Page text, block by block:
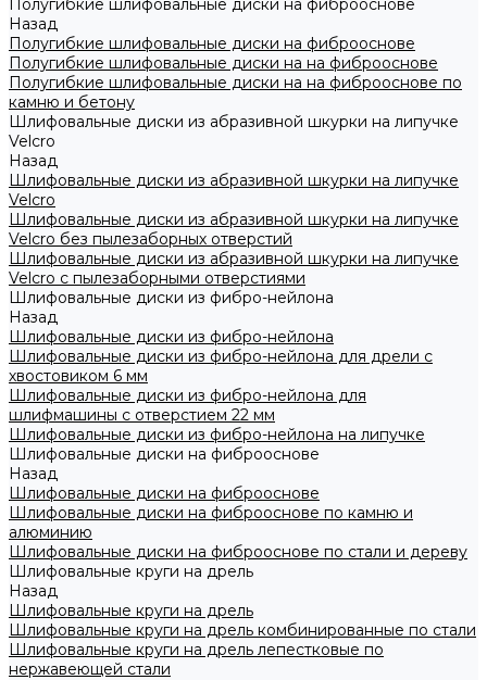
Полугибкие шлифовальные диски на фиброоснове
Назад
Полугибкие шлифовальные диски на фиброоснове
Полугибкие шлифовальные диски на на фиброоснове
Полугибкие шлифовальные диски на на фиброоснове по
камню и бетону
Шлифовальные диски из абразивной шкурки на липучке
Velcro
Назад
Шлифовальные диски из абразивной шкурки на липучке
Velcro
Шлифовальные диски из абразивной шкурки на липучке
Velcro без пылезаборных отверстий
Шлифовальные диски из абразивной шкурки на липучке
Velcro с пылезаборными отверстиями
Шлифовальные диски из фибро-нейлона
Назад
Шлифовальные диски из фибро-нейлона
Шлифовальные диски из фибро-нейлона для дрели с
хвостовиком 6 мм
Шлифовальные диски из фибро-нейлона для
шлифмашины с отверстием 22 мм
Шлифовальные диски из фибро-нейлона на липучке
Шлифовальные диски на фиброоснове
Назад
Шлифовальные диски на фиброоснове
Шлифовальные диски на фиброоснове по камню и
алюминию
Шлифовальные диски на фиброоснове по стали и дереву
Шлифовальные круги на дрель
Назад
Шлифовальные круги на дрель
Шлифовальные круги на дрель комбинированные по стали
Шлифовальные круги на дрель лепестковые по
нержавеющей стали